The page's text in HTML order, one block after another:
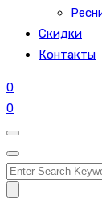
Скидки
Контакты
0
0
Search